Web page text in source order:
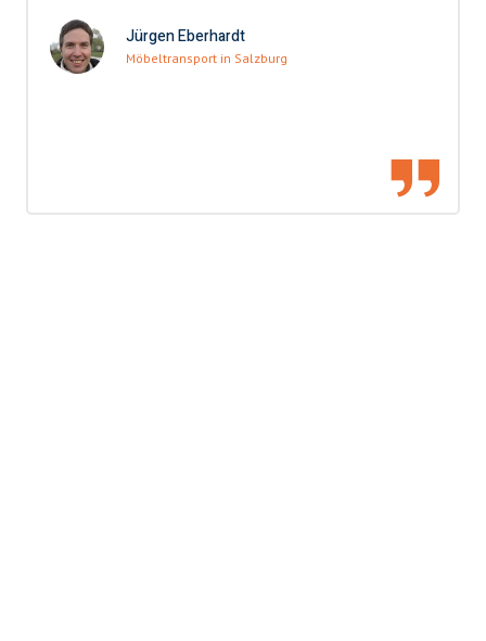
Jürgen Eberhardt
Möbeltransport in Salzburg